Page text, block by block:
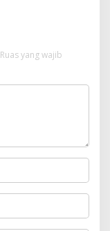
Ruas yang wajib